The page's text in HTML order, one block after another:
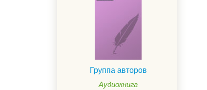
Группа авторов
Аудиокнига